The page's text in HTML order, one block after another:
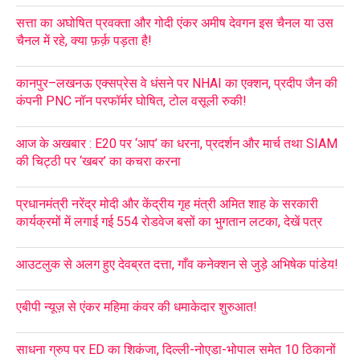
सत्ता का अघोषित प्रवक्ता और गोदी एंकर अमीष देवगन इस चैनल या उस
चैनल में रहे, क्या फ़र्क़ पड़ता है!
कानपुर–लखनऊ एक्सप्रेस वे धंसने पर NHAI का एक्शन, प्रदीप जैन की
कंपनी PNC नॉन परफॉर्मर घोषित, टोल वसूली रुकी!
आज के अखबार : E20 पर ‘आप’ का धरना, प्रदर्शन और मार्च तथा SIAM
की चिट्ठी पर ‘खबर’ का कचरा करना
प्रधानमंत्री नरेंद्र मोदी और केंद्रीय गृह मंत्री अमित शाह के सरकारी
कार्यक्रमों में लगाई गई 554 रोडवेज बसों का भुगतान लटका, देखें पत्र
आउटलुक से अलग हुए देवब्रत दत्ता, गाँव कनेक्शन से जुड़े अभिषेक पांडेय!
एबीपी न्यूज़ से एंकर महिमा कंवर की धमाकेदार शुरुआत!
साधना ग्रुप पर ED का शिकंजा, दिल्ली-नोएडा-भोपाल समेत 10 ठिकानों